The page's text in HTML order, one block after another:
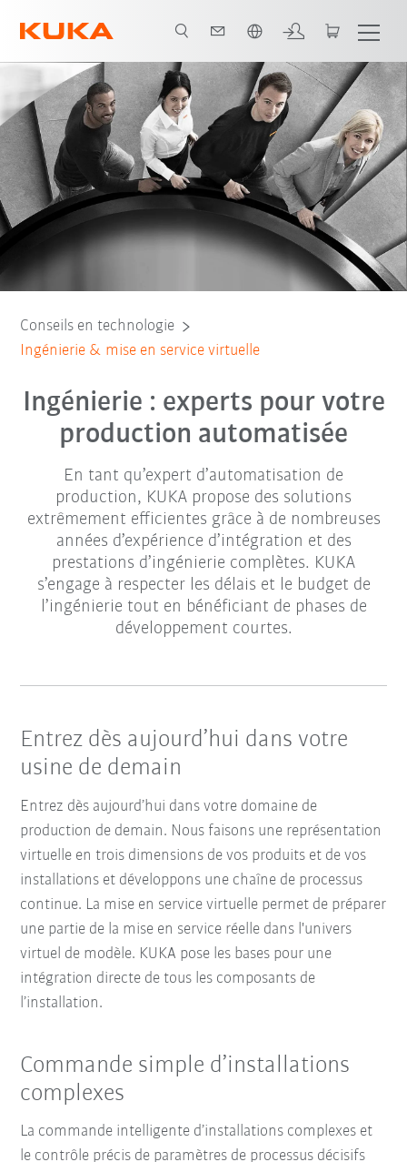
Conseils en technologie
Ingénierie & mise en service virtuelle
Ingénierie : experts pour votre
production automatisée
En tant qu’expert d’automatisation de
production, KUKA propose des solutions
extrêmement efficientes grâce à de nombreuses
années d’expérience d’intégration et des
prestations d’ingénierie complètes. KUKA
s’engage à respecter les délais et le budget de
l’ingénierie tout en bénéficiant de phases de
développement courtes.
Entrez dès aujourd’hui dans votre
usine de demain
Entrez dès aujourd’hui dans votre domaine de
production de demain. Nous faisons une représentation
virtuelle en trois dimensions de vos produits et de vos
installations et développons une chaîne de processus
continue. La mise en service virtuelle permet de préparer
une partie de la mise en service réelle dans l'univers
virtuel de modèle. KUKA pose les bases pour une
intégration directe de tous les composants de
l’installation.
Commande simple d’installations
complexes
La commande intelligente d’installations complexes et
le contrôle précis de paramètres de processus décisifs